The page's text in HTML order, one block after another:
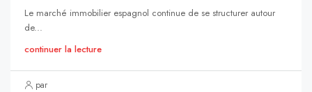
Le marché immobilier espagnol continue de se structurer autour
de...
continuer la lecture
par